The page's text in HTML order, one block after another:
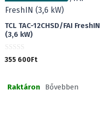
l
TCL TAC-12CHSD/FAI FreshIN
(3,6 kW)
0
a
b
355 600Ft
Raktáron Bővebben